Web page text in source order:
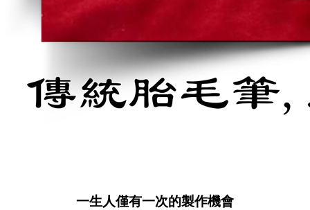
一生人僅有一次的製作機會